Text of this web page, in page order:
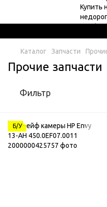
Каталог Запчасти
Прочие запчасти
Фильтр
Б/У